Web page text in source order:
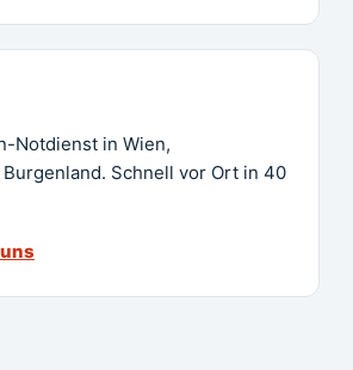
Notdienst in Wien,
Schnell vor Ort in 40